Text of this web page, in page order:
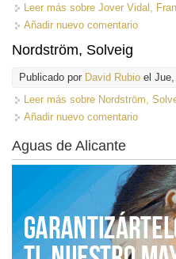
Leer más sobre Jover Vidal,
Añadir nuevo comentario
Nordström, Solveig
Publicado por David Rubio el
Leer más sobre Nordström,
Añadir nuevo comentario
Aguas de Alicante